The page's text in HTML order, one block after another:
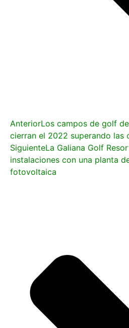
AnteriorLos campos de golf
cierran el 2022 superando las
SiguienteLa Galiana Golf
instalaciones con una planta
fotovoltaica